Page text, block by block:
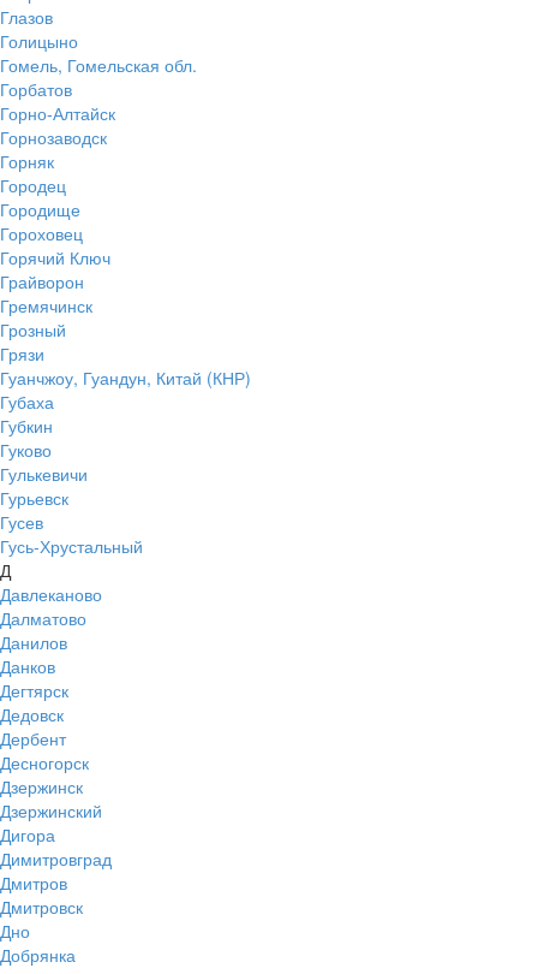
Глазов
Голицыно
Гомель, Гомельская обл.
Горбатов
Горно-Алтайск
Горнозаводск
Горняк
Городец
Городище
Гороховец
Горячий Ключ
Грайворон
Гремячинск
Грозный
Грязи
Гуанчжоу, Гуандун, Китай (КНР)
Губаха
Губкин
Гуково
Гулькевичи
Гурьевск
Гусев
Гусь-Хрустальный
Д
Давлеканово
Далматово
Данилов
Данков
Дегтярск
Дедовск
Дербент
Десногорск
Дзержинск
Дзержинский
Дигора
Димитровград
Дмитров
Дмитровск
Дно
Добрянка